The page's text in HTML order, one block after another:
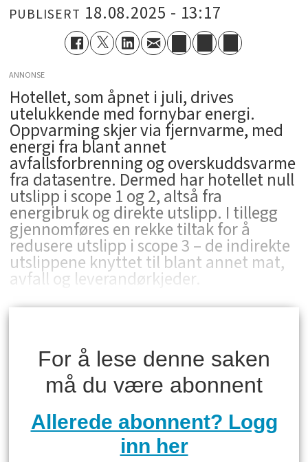
PUBLISERT 18.08.2025 - 13:17
ANNONSE
Hotellet, som åpnet i juli, drives
utelukkende med fornybar energi.
Oppvarming skjer via fjernvarme, med
energi fra blant annet
avfallsforbrenning og overskuddsvarme
fra datasentre. Dermed har hotellet null
utslipp i scope 1 og 2, altså fra
energibruk og direkte utslipp. I tillegg
gjennomføres en rekke tiltak for å
redusere utslipp i scope 3 – de indirekte
utslippene knyttet til blant annet mat,
avfall og leverandørkjeder.
For å lese denne saken
må du være abonnent
Allerede abonnent? Logg
inn her